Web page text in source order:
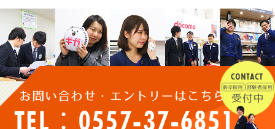
2026年02月 (1)
2026年01月 (1)
2025年12月 (1)